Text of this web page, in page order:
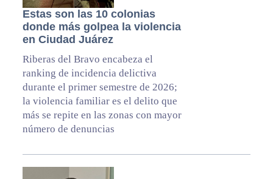
Estas son las 10 colonias
donde más golpea la violencia
en Ciudad Juárez
Riberas del Bravo encabeza el
ranking de incidencia delictiva
durante el primer semestre de 2026;
la violencia familiar es el delito que
más se repite en las zonas con mayor
número de denuncias